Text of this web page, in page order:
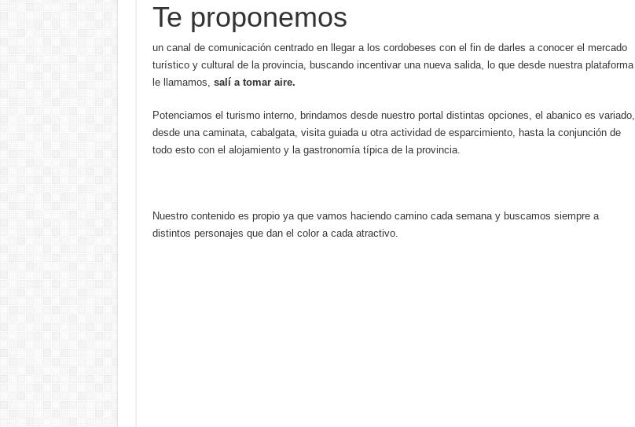
at
s
A
p
p
c
e
b
o
o
k
tt
er
ail k
e
dI
ss
e
n
er
p
ar
Te proponemos
un canal de comunicación centrado en llegar a los cordobeses con el fin de darles a conocer el mercado
turístico y cultural de la provincia, buscando incentivar una nueva salida, lo que desde nuestra plataforma
le llamamos, salí a tomar aire.
Potenciamos el turismo interno, brindamos desde nuestro portal distintas opciones, el abanico es variado,
desde una caminata, cabalgata, visita guiada u otra actividad de esparcimiento, hasta la conjunción de
todo esto con el alojamiento y la gastronomía típica de la provincia.
Nuestro contenido es propio ya que vamos haciendo camino cada semana y buscamos siempre a
distintos personajes que dan el color a cada atractivo.